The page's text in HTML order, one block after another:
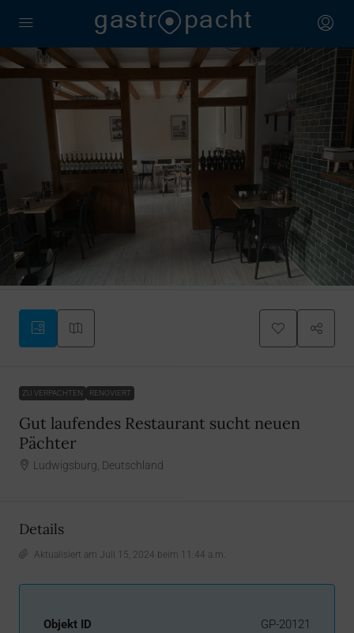
ZU VERPACHTEN RENOVIERT
Gut laufendes Restaurant sucht neuen
Pächter
Ludwigsburg, Deutschland
Details
Aktualisiert am Juli 15, 2024 beim 11:44 a.m.
Objekt ID GP-20121